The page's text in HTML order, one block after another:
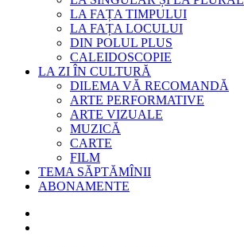
LA FAȚA TIMPULUI
LA FAȚA LOCULUI
DIN POLUL PLUS
CALEIDOSCOPIE
LA ZI ÎN CULTURĂ
DILEMA VĂ RECOMANDĂ
ARTE PERFORMATIVE
ARTE VIZUALE
MUZICĂ
CARTE
FILM
TEMA SĂPTĂMÎNII
ABONAMENTE